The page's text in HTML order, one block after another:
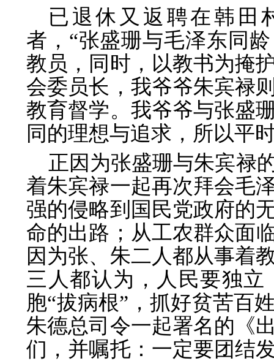
已退休又返聘在韩田
者，“张盛珊与毛泽东同
教员，同时，以教书为掩
会委员长，我爷爷朱宾禄
教育督学。我爷爷与张盛
同的理想与追求，所以平
正因为张盛珊与朱宾禄
着朱宾禄一起再次拜会毛
强的侵略到国民党政府的
命的出路；从工农群众面
因为张、朱二人都从事着
三人都认为，人民要独
胞“拔病根”，抓好贫苦百
朱德总司令一起署名的《
们，并嘱托：一定要团结